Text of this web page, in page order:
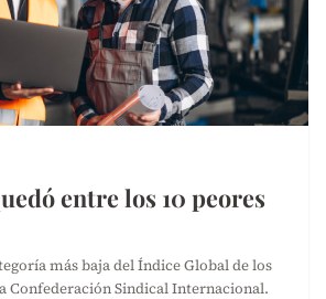
entre los 10 peores
más baja del Índice Global de los
Confederación Sindical Internacional.